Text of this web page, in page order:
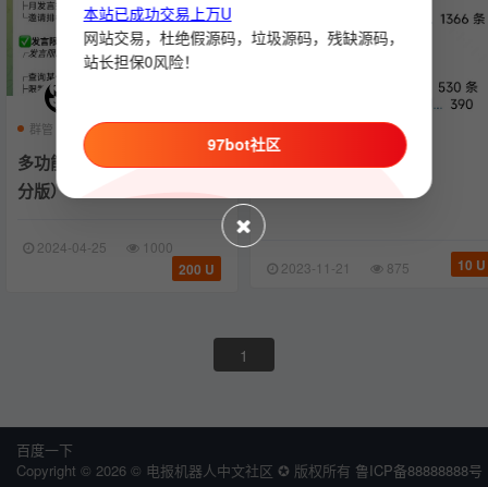
群管 机器人 抽奖
多功能群管机器人（抽奖/积
分版）
2024-04-25 1000
200 U
统计机器人 发言统计机器人
2023-11-21 875 10 U
1
百度一下
Copyright © 2026 © 电报机器人中文社区 ✪ 版权所有 鲁ICP备88888888号
本站已成功交易上万U
网站交易，杜绝假源码，垃圾源码，残缺源码，
站长担保0风险！
97bot社区